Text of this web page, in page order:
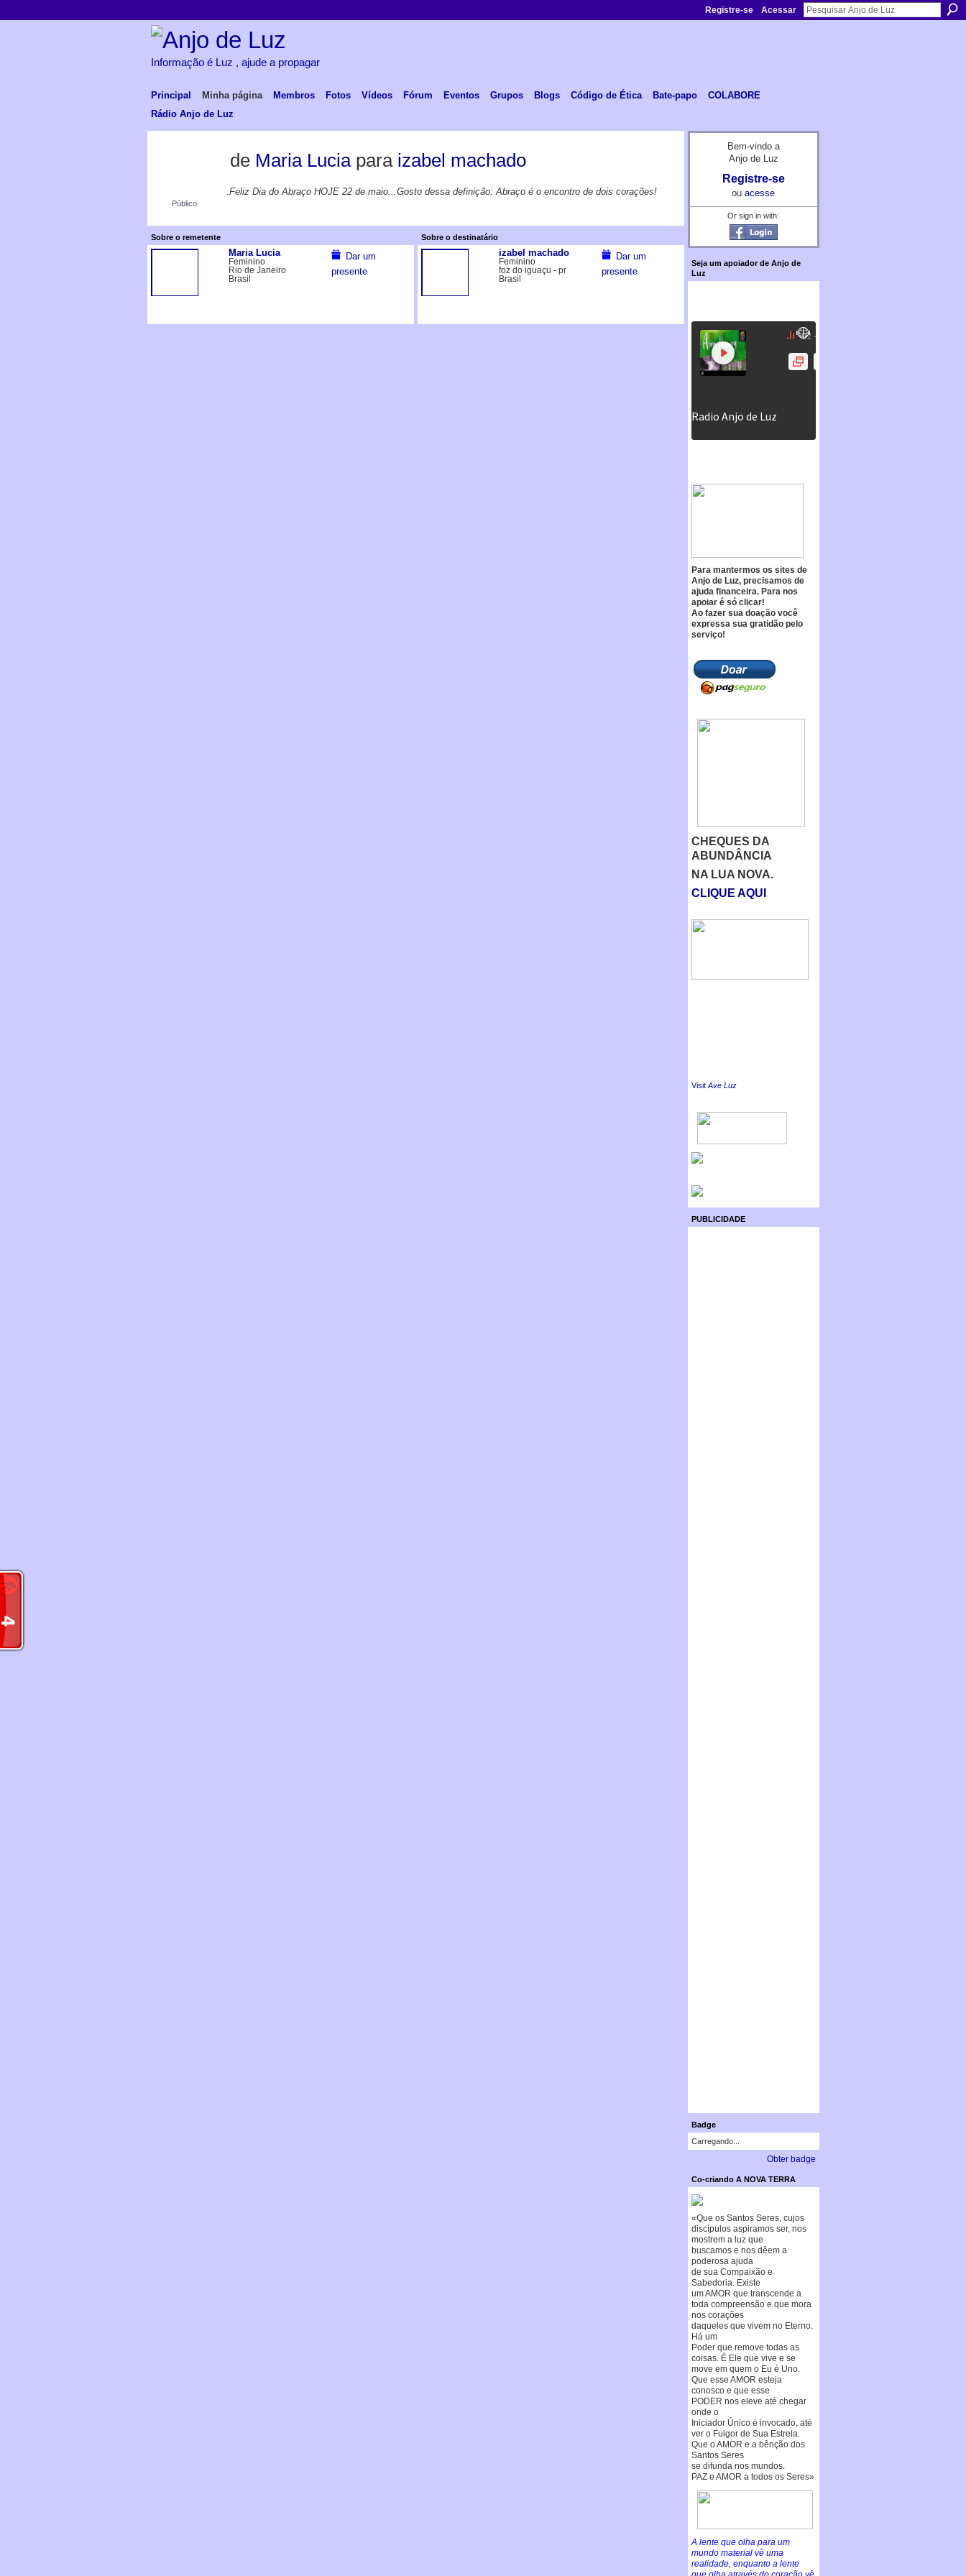
Registre-se Acessar
Informação é Luz , ajude a propagar
Principal Minha página Membros Fotos Vídeos Fórum Eventos Grupos Blogs Código de Ética Bate-papo
COLABORE
Rádio Anjo de Luz
Público
de Maria Luciapara izabel machado
.Feliz Dia do Abraço HOJE 22 de maio...Gosto dessa definição: Abraço é o encontro de dois corações!
Sobre o remetente
Maria Lucia
Feminino
Rio de Janeiro
Brasil
Dar um
presente
Sobre o destinatário
izabel machado
Feminino
foz do iguaçu - pr
Brasil
Dar um
presente
Bem-vindo a
Anjo de Luz
Registre-se
ou acesse
Or sign in with:
Seja um apoiador de Anjo de
Luz
Para mantermos os sites de
Anjo de Luz, precisamos de
ajuda financeira. Para nos
apoiar é só clicar!
Ao fazer sua doação você
expressa sua gratidão pelo
serviço!
CHEQUES DA
ABUNDÂNCIA
NA LUA NOVA.
CLIQUE AQUI
Visit Ave Luz
PUBLICIDADE
Badge
Carregando...
Obter badge
Co-criando A NOVA TERRA
«Que os Santos Seres, cujos
discípulos aspiramos ser, nos
mostrem a luz que
buscamos e nos dêem a
poderosa ajuda
de sua Compaixão e
Sabedoria. Existe
um AMOR que transcende a
toda compreensão e que mora
nos corações
daqueles que vivem no Eterno.
Há um
Poder que remove todas as
coisas. É Ele que vive e se
move em quem o Eu é Uno.
Que esse AMOR esteja
conosco e que esse
PODER nos eleve até chegar
onde o
Iniciador Único é invocado, até
ver o Fulgor de Sua Estrela.
Que o AMOR e a bênção dos
Santos Seres
se difunda nos mundos.
PAZ e AMOR a todos os Seres»
A lente que olha para um
mundo material vê uma
realidade, enquanto a lente